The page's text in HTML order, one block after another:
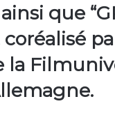
que
coréalisé
la